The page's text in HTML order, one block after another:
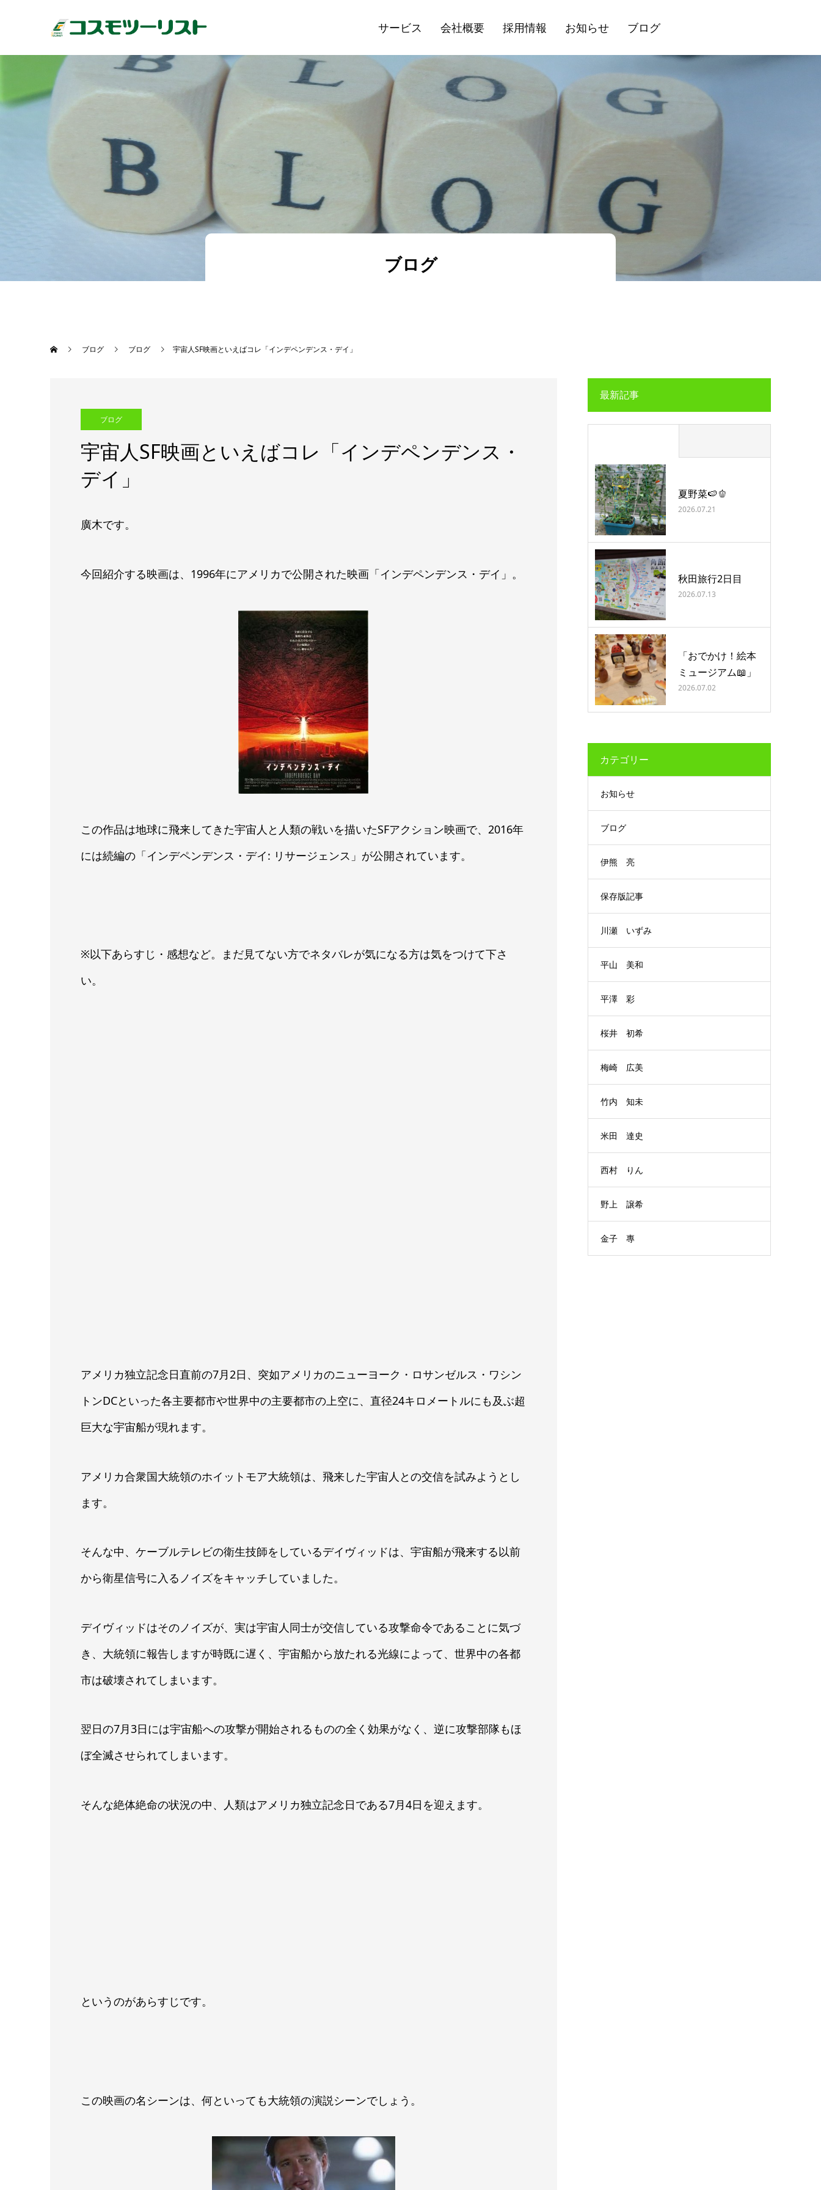
サービス 会社概要 採用情報 お知らせ ブログ
ブログ
ブログ ブログ 宇宙人SF映画といえばコレ「インデペンデンス・デイ」
ブログ
宇宙人SF映画といえばコレ「インデペンデンス・
デイ」
廣木です。
今回紹介する映画は、1996年にアメリカで公開された映画「インデペンデンス・デイ」。
この作品は地球に飛来してきた宇宙人と人類の戦いを描いたSFアクション映画で、2016年
には続編の「インデペンデンス・デイ: リサージェンス」が公開されています。
※以下あらすじ・感想など。まだ見てない方でネタバレが気になる方は気をつけて下さ
い。
アメリカ独立記念日直前の7月2日、突如アメリカのニューヨーク・ロサンゼルス・ワシン
トンDCといった各主要都市や世界中の主要都市の上空に、直径24キロメートルにも及ぶ超
巨大な宇宙船が現れます。
アメリカ合衆国大統領のホイットモア大統領は、飛来した宇宙人との交信を試みようとし
ます。
そんな中、ケーブルテレビの衛生技師をしているデイヴィッドは、宇宙船が飛来する以前
から衛星信号に入るノイズをキャッチしていました。
デイヴィッドはそのノイズが、実は宇宙人同士が交信している攻撃命令であることに気づ
き、大統領に報告しますが時既に遅く、宇宙船から放たれる光線によって、世界中の各都
市は破壊されてしまいます。
翌日の7月3日には宇宙船への攻撃が開始されるものの全く効果がなく、逆に攻撃部隊もほ
ぼ全滅させられてしまいます。
そんな絶体絶命の状況の中、人類はアメリカ独立記念日である7月4日を迎えます。
というのがあらすじです。
この映画の名シーンは、何といっても大統領の演説シーンでしょう。
最新記事
夏野菜🍉🫑
2026.07.21
秋田旅行2日目
2026.07.13
「おでかけ！絵本
ミュージアム📖」
2026.07.02
カテゴリー
お知らせ
ブログ
伊熊 亮
保存版記事
川瀬 いずみ
平山 美和
平澤 彩
桜井 初希
梅崎 広美
竹内 知未
米田 達史
西村 りん
野上 譲希
金子 專